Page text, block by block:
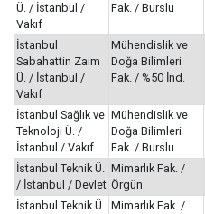
Ü. / İstanbul /
Vakıf
Fak. / Burslu
İstanbul
Sabahattin Zaim
Ü. / İstanbul /
Vakıf
Mühendislik ve
Doğa Bilimleri
Fak. / %50 İnd.
İstanbul Sağlık ve
Teknoloji Ü. /
İstanbul / Vakıf
Mühendislik ve
Doğa Bilimleri
Fak. / Burslu
İstanbul Teknik Ü.
/ İstanbul / Devlet
Mimarlık Fak. /
Örgün
İstanbul Teknik Ü. Mimarlık Fak. /